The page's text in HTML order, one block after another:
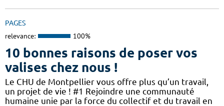
PAGES
relevance: 100%
10 bonnes raisons de poser vos
valises chez nous !
Le CHU de Montpellier vous offre plus qu’un travail,
un projet de vie ! #1 Rejoindre une communauté
humaine unie par la force du collectif et du travail en